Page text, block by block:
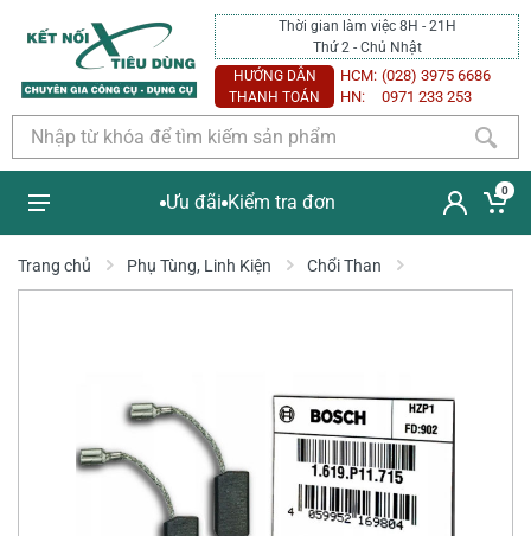
Thời gian làm việc 8H - 21H
Thứ 2 - Chủ Nhật
HƯỚNG DẪN
THANH TOÁN
HCM: (028) 3975 6686
HN:
0971 233 253
Ưu đãi Kiểm tra đơn
0
Trang chủ Phụ Tùng, Linh Kiện Chổi Than